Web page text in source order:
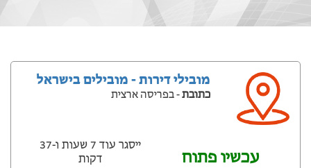
מובילי דירות - מובילים בישראל
כתובת- בפריסה ארצית
עכשיו פתוח
ייסגר עוד 7 שעות ‫ו-37
דקות